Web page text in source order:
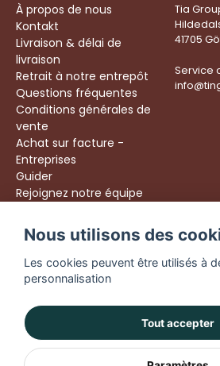
À propos de nous
Kontakt
Livraison & délai de
livraison
Retrait à notre entrepôt
Questions fréquentes
Conditions générales de
vente
Achat sur facture -
Entreprises
Guider
Rejoignez notre équipe
Tia
41705
Service
Följ oss:
Facebook
Nous utilisons des
Les cookies peuvent être utilisés à
personnalisation
Tout accepter